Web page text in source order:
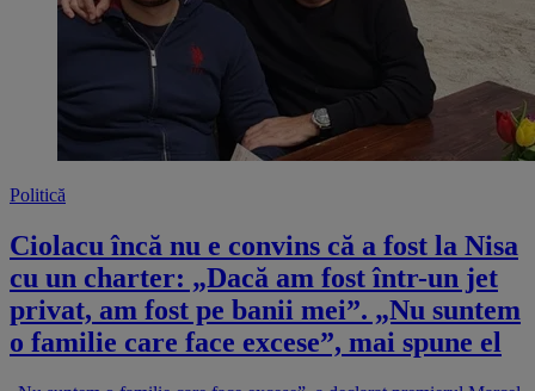
Politică
Ciolacu încă nu e convins că a fost la Nisa
cu un charter: „Dacă am fost într-un jet
privat, am fost pe banii mei”. „Nu suntem
o familie care face excese”, mai spune el